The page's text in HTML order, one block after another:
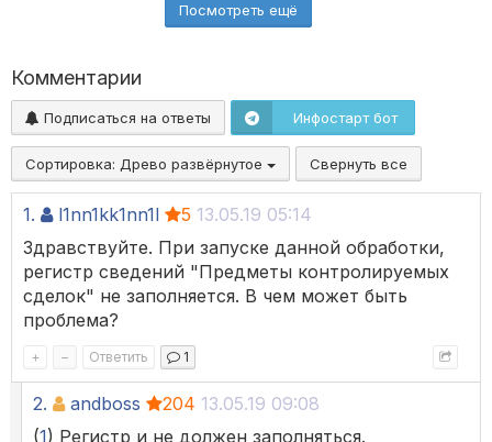
Посмотреть ещё
Комментарии
Подписаться на ответы Инфостарт бот
Сортировка: Древо развёрнутое Свернуть все
1. l1nn1kk1nn1l 5 13.05.19 05:14
Здравствуйте. При запуске данной обработки,
регистр сведений "Предметы контролируемых
сделок" не заполняется. В чем может быть
проблема?
+ – Ответить 1
2. andboss 204 13.05.19 09:08
(1) Регистр и не должен заполняться.